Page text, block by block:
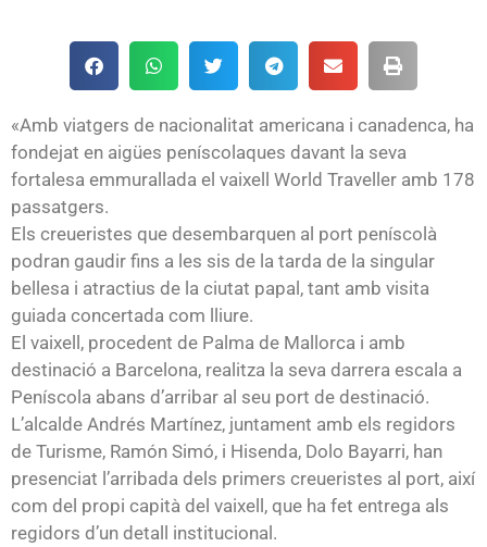
«Amb viatgers de nacionalitat americana i canadenca, ha
fondejat en aigües peníscolaques davant la seva
fortalesa emmurallada el vaixell World Traveller amb 178
passatgers.
Els creueristes que desembarquen al port peníscolà
podran gaudir fins a les sis de la tarda de la singular
bellesa i atractius de la ciutat papal, tant amb visita
guiada concertada com lliure.
El vaixell, procedent de Palma de Mallorca i amb
destinació a Barcelona, realitza la seva darrera escala a
Peníscola abans d’arribar al seu port de destinació.
L’alcalde Andrés Martínez, juntament amb els regidors
de Turisme, Ramón Simó, i Hisenda, Dolo Bayarri, han
presenciat l’arribada dels primers creueristes al port, així
com del propi capità del vaixell, que ha fet entrega als
regidors d’un detall institucional.